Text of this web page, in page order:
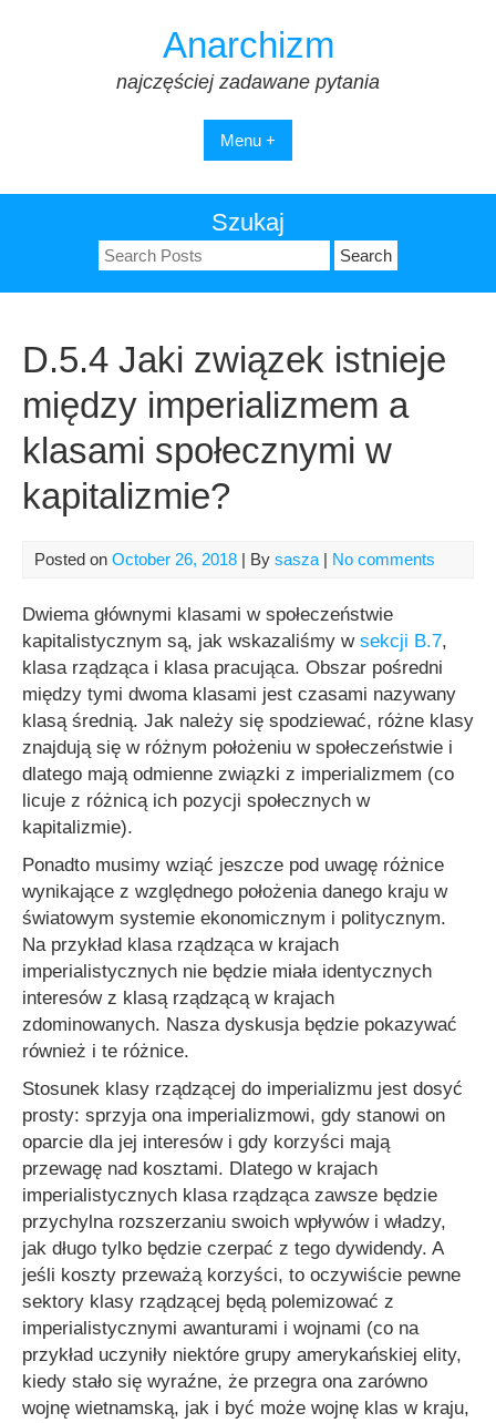
Anarchizm
najczęściej zadawane pytania
Menu +
Szukaj
Search
for:
D.5.4 Jaki związek istnieje
między imperializmem a
klasami społecznymi w
kapitalizmie?
Posted on October 26, 2018 | By sasza | No comments
Dwiema głównymi klasami w społeczeństwie
kapitalistycznym są, jak wskazaliśmy w sekcji B.7,
klasa rządząca i klasa pracująca. Obszar pośredni
między tymi dwoma klasami jest czasami nazywany
klasą średnią. Jak należy się spodziewać, różne klasy
znajdują się w różnym położeniu w społeczeństwie i
dlatego mają odmienne związki z imperializmem (co
licuje z różnicą ich pozycji społecznych w
kapitalizmie).
Ponadto musimy wziąć jeszcze pod uwagę różnice
wynikające z względnego położenia danego kraju w
światowym systemie ekonomicznym i politycznym.
Na przykład klasa rządząca w krajach
imperialistycznych nie będzie miała identycznych
interesów z klasą rządzącą w krajach
zdominowanych. Nasza dyskusja będzie pokazywać
również i te różnice.
Stosunek klasy rządzącej do imperializmu jest dosyć
prosty: sprzyja ona imperializmowi, gdy stanowi on
oparcie dla jej interesów i gdy korzyści mają
przewagę nad kosztami. Dlatego w krajach
imperialistycznych klasa rządząca zawsze będzie
przychylna rozszerzaniu swoich wpływów i władzy,
jak długo tylko będzie czerpać z tego dywidendy. A
jeśli koszty przeważą korzyści, to oczywiście pewne
sektory klasy rządzącej będą polemizować z
imperialistycznymi awanturami i wojnami (co na
przykład uczyniły niektóre grupy amerykańskiej elity,
kiedy stało się wyraźne, że przegra ona zarówno
wojnę wietnamską, jak i być może wojnę klas w kraju,